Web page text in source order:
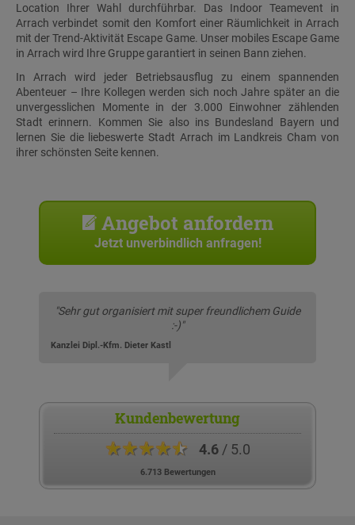
Location Ihrer Wahl durchführbar. Das Indoor Teamevent in
Arrach verbindet somit den Komfort einer Räumlichkeit in Arrach
mit der Trend-Aktivität Escape Game. Unser mobiles Escape Game
in Arrach wird Ihre Gruppe garantiert in seinen Bann ziehen.
In Arrach wird jeder Betriebsausflug zu einem spannenden
Abenteuer – Ihre Kollegen werden sich noch Jahre später an die
unvergesslichen Momente in der 3.000 Einwohner zählenden
Stadt erinnern. Kommen Sie also ins Bundesland Bayern und
lernen Sie die liebeswerte Stadt Arrach im Landkreis Cham von
ihrer schönsten Seite kennen.
Angebot anfordern
Jetzt unverbindlich anfragen!
"Sehr gut organisiert mit super freundlichem Guide
:-)"
Kanzlei Dipl.-Kfm. Dieter Kastl
Kundenbewertung
★★★★★ 4.6/ 5.0
6.713 Bewertungen